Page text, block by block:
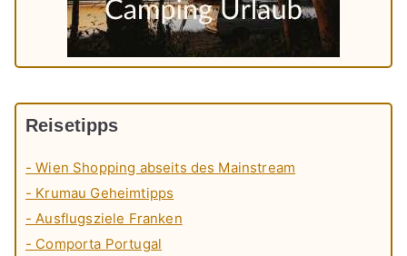
Reisetipps
- Wien Shopping abseits des Mainstream
- Krumau Geheimtipps
- Ausflugsziele Franken
- Comporta Portugal